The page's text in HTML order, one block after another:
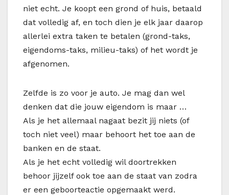
niet echt. Je koopt een grond of huis, betaald
dat volledig af, en toch dien je elk jaar daarop
allerlei extra taken te betalen (grond-taks,
eigendoms-taks, milieu-taks) of het wordt je
afgenomen.
Zelfde is zo voor je auto. Je mag dan wel
denken dat die jouw eigendom is maar …
Als je het allemaal nagaat bezit jij niets (of
toch niet veel) maar behoort het toe aan de
banken en de staat.
Als je het echt volledig wil doortrekken
behoor jijzelf ook toe aan de staat van zodra
er een geboorteactie opgemaakt werd.